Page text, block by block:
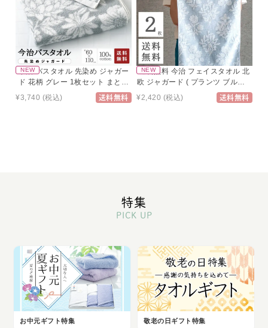
今治 バスタオル 先染め ジャガー
ド 花柄 グレー 1枚セット まとめ
買い 約60×110 cm ベビー タオル
バスタオル かわいい 今治製
¥3,740 (税込) 送料無料
送料無料 今治 フェイスタオル 北
欧 ジャガード ( プランツ ブルー 2
枚セット ) 植物柄 速乾 乾きやすい
吸水 まとめ買い フェイス タオル
¥2,420 (税込) 送料無料
特集
PICK UP
お中元ギフト特集 敬老の日ギフト特集